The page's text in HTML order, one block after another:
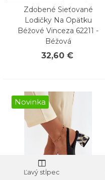
Zdobené Sieťované
Lodičky Na Opätku
Béžové Vinceza 62211 -
Béžová
32,60 €
Novinka
Ľavý stĺpec